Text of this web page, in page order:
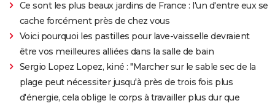
Ce sont les plus beaux jardins de France : l'un d'entre eux se
cache forcément près de chez vous
Voici pourquoi les pastilles pour lave-vaisselle devraient
être vos meilleures alliées dans la salle de bain
Sergio Lopez Lopez, kiné : "Marcher sur le sable sec de la
plage peut nécessiter jusqu'à près de trois fois plus
d'énergie, cela oblige le corps à travailler plus dur que